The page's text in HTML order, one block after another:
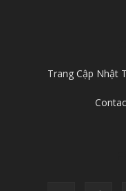
Trang Cập Nhật